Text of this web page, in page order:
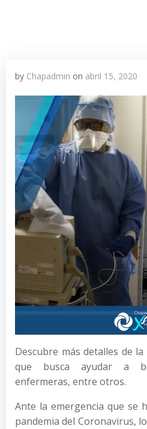
by Chapadmin on abril 15, 2020
Descubre más detalles de
que busca ayudar a
enfermeras, entre otros.
Ante la emergencia que se
pandemia del Coronavirus,